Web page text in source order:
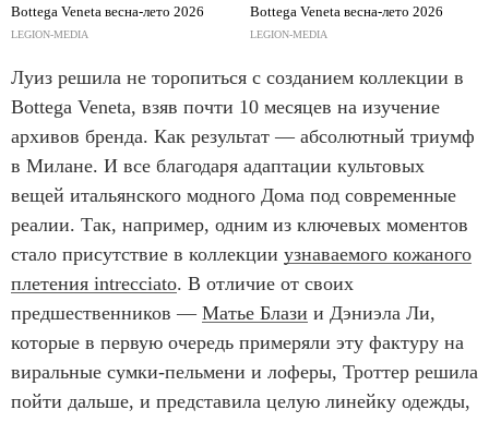
Bottega Veneta весна-лето 2026
LEGION-MEDIA
Bottega Veneta весна-лето 2026
LEGION-MEDIA
Луиз решила не торопиться с созданием коллекции в
Bottega Veneta, взяв почти 10 месяцев на изучение
архивов бренда. Как результат — абсолютный триумф
в Милане. И все благодаря адаптации культовых
вещей итальянского модного Дома под современные
реалии. Так, например, одним из ключевых моментов
стало присутствие в коллекции узнаваемого кожаного
плетения intrecciato. В отличие от своих
предшественников — Матье Блази и Дэниэла Ли,
которые в первую очередь примеряли эту фактуру на
виральные сумки-пельмени и лоферы, Троттер решила
пойти дальше, и представила целую линейку одежды,